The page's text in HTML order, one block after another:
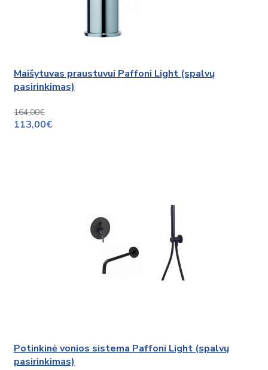
Maišytuvas praustuvui Paffoni Light (spalvų
pasirinkimas)
164,00€
113,00€
Potinkinė vonios sistema Paffoni Light (spalvų
pasirinkimas)